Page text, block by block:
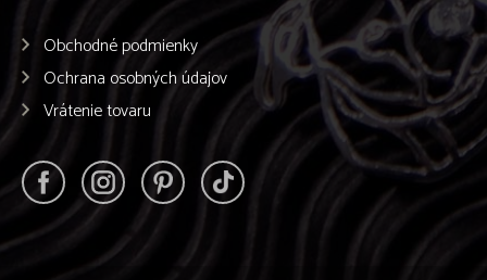
Obchodné podmienky
Ochrana osobných údajov
Vrátenie tovaru